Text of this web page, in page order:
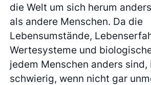
die Welt um sich herum
als andere Menschen. Da die
Lebensumstände,
Wertesysteme und
jedem Menschen anders sind,
schwierig, wenn nicht gar